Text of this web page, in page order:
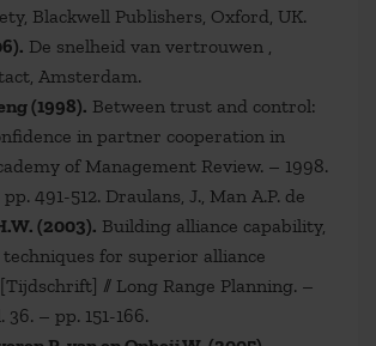
Blackwell Publishers, Oxford, UK.
De snelheid van vertrouwen ,
Amsterdam.
(1998). Between trust and control:
in partner cooperation in
of Management Review. – 1998.
491-512. Draulans, J., Man A.P. de
(2003). Building alliance capability,
for superior alliance
// Long Range Planning. –
36. – pp. 151-166.